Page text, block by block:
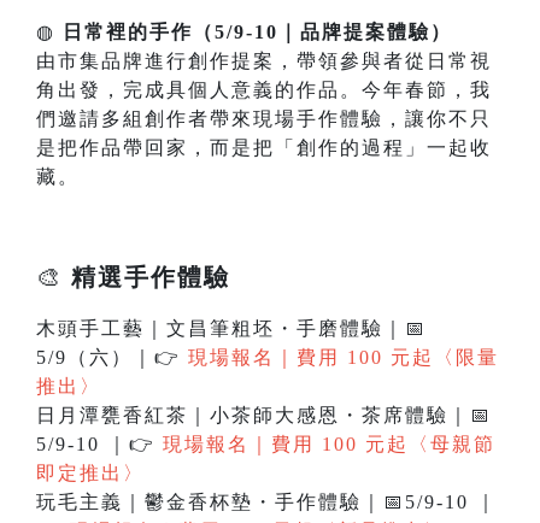
◍
日常裡的手作（5/9-10｜品牌提案體驗）
由市集品牌進行創作提案，帶領參與者從日常視
角出發，完成具個人意義的作品。今年春節，我
們邀請多組創作者帶來現場手作體驗，讓你不只
是把作品帶回家，而是把「創作的過程」一起收
藏。
🎨 精選手作體驗
木頭手工藝｜文昌筆粗坯・手磨體驗｜📅
5/9（六）｜👉 現場報名｜費用 100 元起〈限量
推出〉
日月潭甕香紅茶｜小茶師大感恩・茶席體驗｜📅
5/9-10 ｜👉 現場報名｜費用 100 元起〈母親節
即定推出〉
玩毛主義｜鬱金香杯墊・手作體驗｜📅5/9-10 ｜